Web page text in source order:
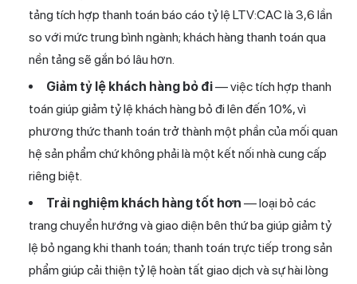
tảng tích hợp thanh toán báo cáo tỷ lệ LTV:CAC là 3,6 lần
so với mức trung bình ngành; khách hàng thanh toán qua
nền tảng sẽ gắn bó lâu hơn.
Giảm tỷ lệ khách hàng bỏ đi— việc tích hợp thanh
toán giúp giảm tỷ lệ khách hàng bỏ đi lên đến 10%, vì
phương thức thanh toán trở thành một phần của mối quan
hệ sản phẩm chứ không phải là một kết nối nhà cung cấp
riêng biệt.
Trải nghiệm khách hàng tốt hơn — loại bỏ các
trang chuyển hướng và giao diện bên thứ ba giúp giảm tỷ
lệ bỏ ngang khi thanh toán; thanh toán trực tiếp trong sản
phẩm giúp cải thiện tỷ lệ hoàn tất giao dịch và sự hài lòng